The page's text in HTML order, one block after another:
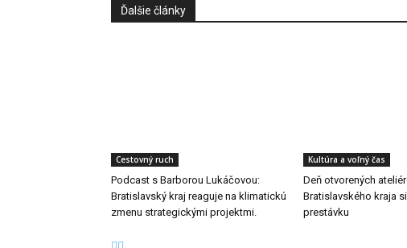
Ďalšie články
Cestovný ruch
Podcast s Barborou Lukáčovou:
Bratislavský kraj reaguje na klimatickú
zmenu strategickými projektmi.
Kultúra a voľný čas
Deň otvorených
Bratislavského kraja
prestávku